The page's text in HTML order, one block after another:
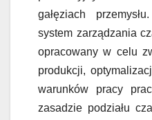
gałęziach
system zarządzania
opracowany w celu
produkcji,
warunków pracy
zasadzie podziału